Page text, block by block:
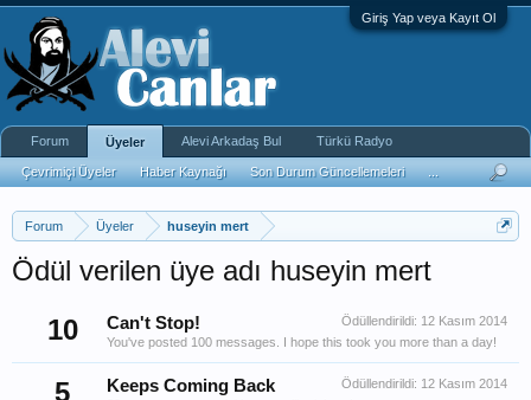
Giriş Yap veya Kayıt Ol
Forum Üyeler huseyin mert
Ödül verilen üye adı huseyin mert
10
Ödüllendirildi: 12 Kasım 2014
Can't Stop!
You've posted 100 messages. I hope this took you more than a day!
5 Ödüllendirildi: 12 Kasım 2014
Keeps Coming Back
Forum Üyeler
Çevrimiçi Üyeler Haber Kaynağı Son Durum Güncellemeleri
Alevi Arkadaş Bul Türkü Radyo